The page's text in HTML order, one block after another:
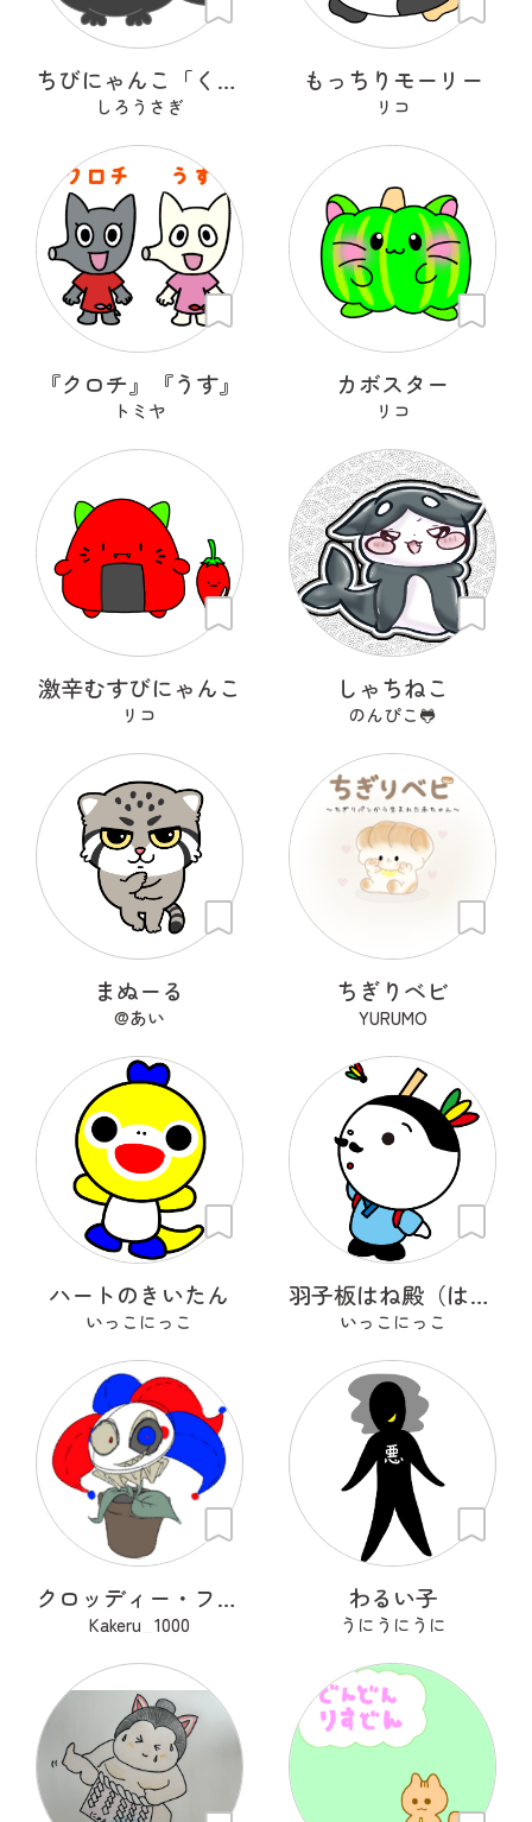
ちびにゃんこ「くろちゃん♡」
しろうさぎ
もっちりモーリー
リコ
『クロチ』『うす』
トミヤ
カボスター
リコ
激辛むすびにゃんこ
リコ
しゃちねこ
のんぴこ🐸
まぬーる
@あい
ちぎりベビ
YURUMO
ハートのきいたん
いっこにっこ
羽子板はね殿（はごいたはねどの）
いっこにっこ
クロッディー・フロッティー
Kakeru_1000
わるい子
うにうにうに